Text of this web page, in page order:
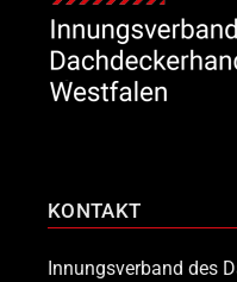
KONTAKT
Innungsverband des